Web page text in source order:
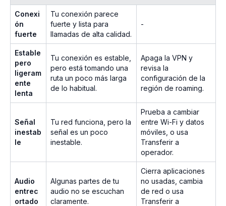
Conexi
ón
fuerte
Tu conexión parece
fuerte y lista para
llamadas de alta calidad.
-
Estable
pero
ligeram
ente
lenta
Tu conexión es estable,
pero está tomando una
ruta un poco más larga
de lo habitual.
Apaga la VPN y
revisa la
configuración de la
región de roaming.
Señal
inestab
le
Tu red funciona, pero la
señal es un poco
inestable.
Prueba a cambiar
entre Wi-Fi y datos
móviles, o usa
Transferir a
operador.
Audio
entrec
ortado
Algunas partes de tu
audio no se escuchan
claramente.
Cierra aplicaciones
no usadas, cambia
de red o usa
Transferir a